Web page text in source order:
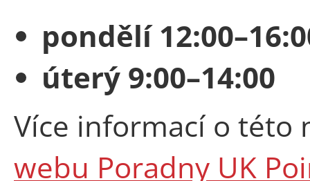
pondělí
úterý 9:00–14:00
Více informací o této
webu Poradny UK